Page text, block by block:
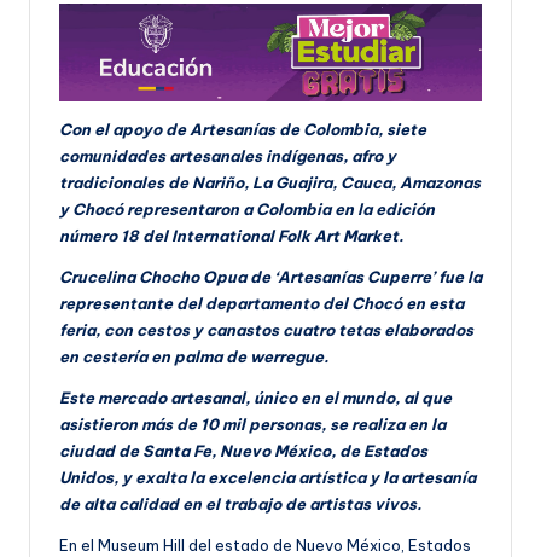
Con el apoyo de Artesanías de Colombia, siete
comunidades artesanales indígenas, afro y
tradicionales de Nariño, La Guajira, Cauca, Amazonas
y Chocó representaron a Colombia en la edición
número 18 del International Folk Art Market.
Crucelina Chocho Opua de ‘Artesanías Cuperre’ fue la
representante del departamento del Chocó en esta
feria, con cestos y canastos cuatro tetas elaborados
en cestería en palma de werregue.
Este mercado artesanal, único en el mundo, al que
asistieron más de 10 mil personas, se realiza en la
ciudad de Santa Fe, Nuevo México, de Estados
Unidos, y exalta la excelencia artística y la artesanía
de alta calidad en el trabajo de artistas vivos.
En el Museum Hill del estado de Nuevo México, Estados